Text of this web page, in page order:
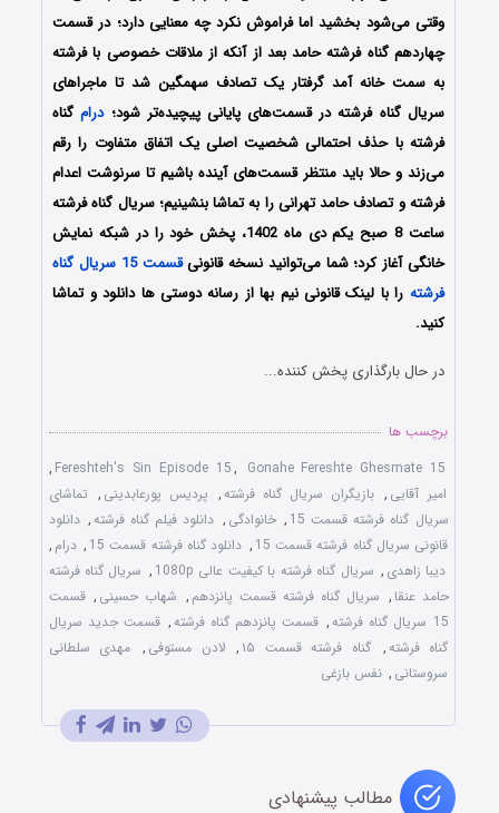
وقتی می‌شود بخشید اما فراموش نکرد چه معنایی دارد؛ در قسمت
چهاردهم گناه فرشته حامد بعد از آنکه از ملاقات خصوصی با فرشته
به سمت خانه آمد گرفتار یک تصادف سهمگین شد تا ماجراهای
سریال گناه فرشته در قسمت‌های پایانی پیچیده‌تر شود؛درامگناه
فرشته با حذف احتمالی شخصیت اصلی یک اتفاق متفاوت را رقم
می‌زند و حالا باید منتظر قسمت‌های آینده باشیم تا سرنوشت اعدام
فرشته و تصادف حامد تهرانی را به تماشا بنشینیم؛ سریال گناه فرشته
ساعت 8 صبح یکم دی ماه 1402، پخش خود را در شبکه نمایش
خانگی آغاز کرد؛ شما می‌توانید نسخه قانونی
قسمت 15 سریال گناه
فرشته را با لینک قانونی نیم بها از رسانه دوستی ها دانلود و تماشا
کنید.
در حال بارگذاری پخش کننده...
برچسب ها
Fereshteh's Sin Episode 15, Gonahe Fereshte Ghesmate 15
,
امیر آقایی , بازیگران سریال گناه فرشته, پردیس پورعابدینی , تماشای
سریال گناه فرشته قسمت 15
, خانوادگی , دانلود فیلم گناه فرشته, دانلود
قانونی سریال گناه فرشته قسمت 15
, دانلود گناه فرشته قسمت 15 , درام ,
دیبا زاهدی , سریال گناه فرشته با کیفیت عالی 1080p , سریال گناه فرشته
حامد عنقا , سریال گناه فرشته قسمت پانزدهم , شهاب حسینی , قسمت
15 سریال گناه فرشته
, قسمت پانزدهم گناه فرشته, قسمت جدید سریال
گناه فرشته, گناه فرشته قسمت ۱۵ , لادن مستوفی , مهدی سلطانی
سروستانی , نفس بازغی
مطالب پیشنهادی